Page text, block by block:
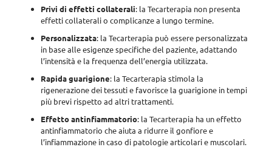
Privi di effetti collaterali: la Tecarterapia non presenta
effetti collaterali o complicanze a lungo termine.
Personalizzata: la Tecarterapia può essere personalizzata
in base alle esigenze specifiche del paziente, adattando
l’intensità e la frequenza dell’energia utilizzata.
Rapida guarigione: la Tecarterapia stimola la
rigenerazione dei tessuti e favorisce la guarigione in tempi
più brevi rispetto ad altri trattamenti.
Effetto antinfiammatorio: la Tecarterapia ha un effetto
antinfiammatorio che aiuta a ridurre il gonfiore e
l’infiammazione in caso di patologie articolari e muscolari.